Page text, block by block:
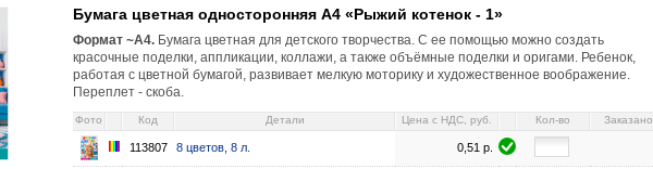
Бумага цветная односторонняя А4 «Рыжий котенок - 1»
Формат ~А4. Бумага цветная для детского творчества. С ее помощью можно создать
красочные поделки, аппликации, коллажи, а также объёмные поделки и оригами. Ребенок,
работая с цветной бумагой, развивает мелкую моторику и художественное воображение.
Переплет - скоба.
Фото Код Детали Цена c НДС, руб. Кол-во Заказано
113807 8 цветов, 8 л. 0,51 р.